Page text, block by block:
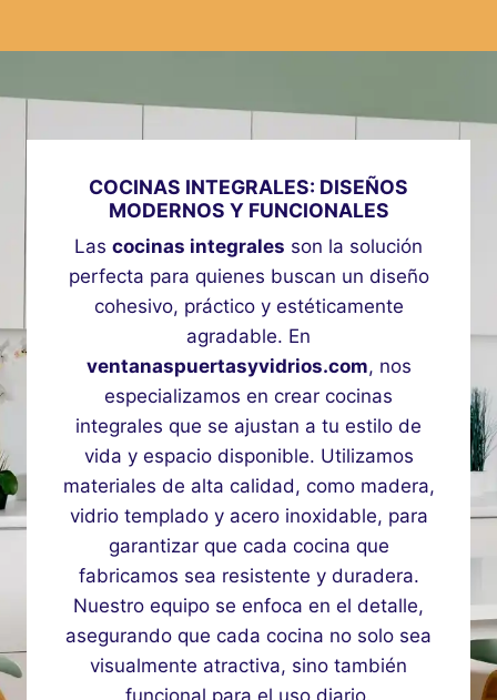
COCINAS INTEGRALES: DISEÑOS
MODERNOS Y FUNCIONALES
Las cocinas integrales son la solución
perfecta para quienes buscan un diseño
cohesivo, práctico y estéticamente
agradable. En
ventanaspuertasyvidrios.com, nos
especializamos en crear cocinas
integrales que se ajustan a tu estilo de
vida y espacio disponible. Utilizamos
materiales de alta calidad, como madera,
vidrio templado y acero inoxidable, para
garantizar que cada cocina que
fabricamos sea resistente y duradera.
Nuestro equipo se enfoca en el detalle,
asegurando que cada cocina no solo sea
visualmente atractiva, sino también